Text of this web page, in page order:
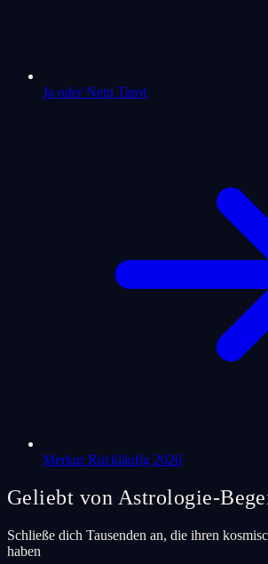
Ja oder Nein Tarot
Merkur Rückläufig 2026
Geliebt von Astrologie-
Schließe dich Tausenden an, die ihren
haben